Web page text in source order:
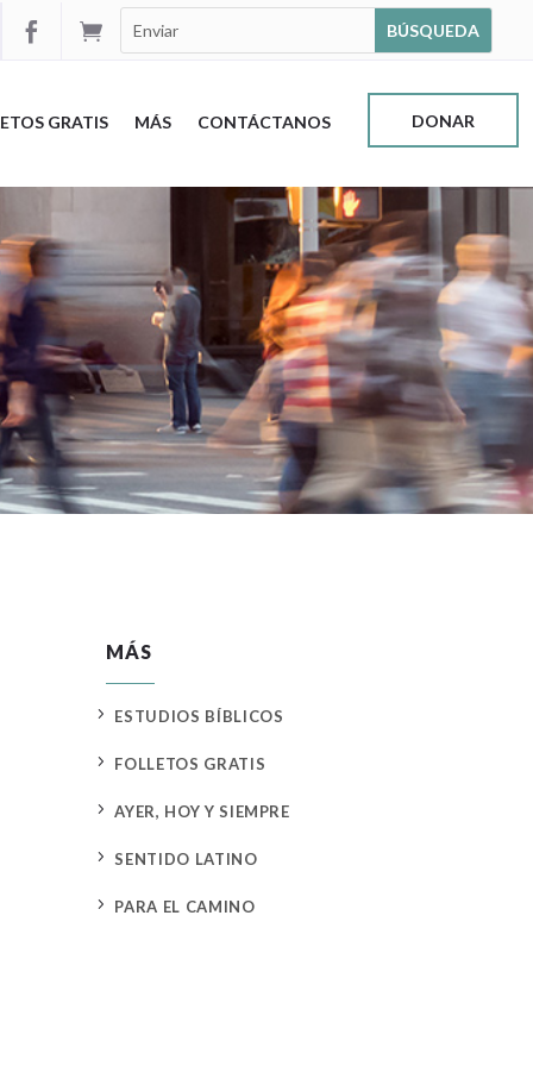


GRATIS MÁS CONTÁCTANOS DONAR
MÁS
5 ESTUDIOS BÍBLICOS
5 FOLLETOS GRATIS
5 AYER, HOY Y SIEMPRE
5 SENTIDO LATINO
5 PARA EL CAMINO